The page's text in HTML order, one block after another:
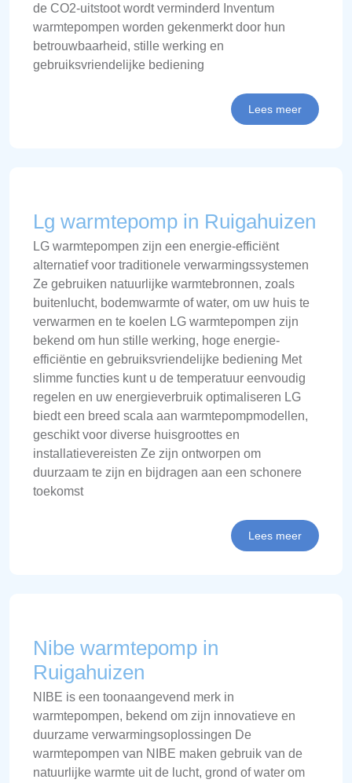
de CO2-uitstoot wordt verminderd Inventum
warmtepompen worden gekenmerkt door hun
betrouwbaarheid, stille werking en
gebruiksvriendelijke bediening
Lees meer
Lg warmtepomp in Ruigahuizen
LG warmtepompen zijn een energie-efficiënt
alternatief voor traditionele verwarmingssystemen
Ze gebruiken natuurlijke warmtebronnen, zoals
buitenlucht, bodemwarmte of water, om uw huis te
verwarmen en te koelen LG warmtepompen zijn
bekend om hun stille werking, hoge energie-
efficiëntie en gebruiksvriendelijke bediening Met
slimme functies kunt u de temperatuur eenvoudig
regelen en uw energieverbruik optimaliseren LG
biedt een breed scala aan warmtepompmodellen,
geschikt voor diverse huisgroottes en
installatievereisten Ze zijn ontworpen om
duurzaam te zijn en bijdragen aan een schonere
toekomst
Lees meer
Nibe warmtepomp in
Ruigahuizen
NIBE is een toonaangevend merk in
warmtepompen, bekend om zijn innovatieve en
duurzame verwarmingsoplossingen De
warmtepompen van NIBE maken gebruik van de
natuurlijke warmte uit de lucht, grond of water om